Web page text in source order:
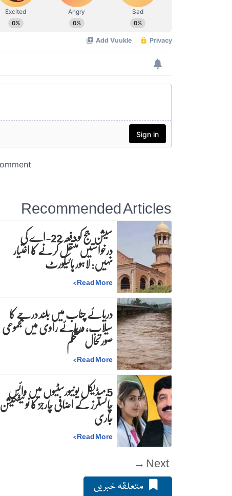
Recommended Articles
سیشن جج کو دفعہ 22-اے کی
درخواستیں منتقل کرنے کا اختیار
نہیں: لاہور ہائیکورٹ
Read More
>
دریائے چناب میں بلند درجے کا
سیلاب، دریائے راوی میں مجموعی
صورتحال مستحکم
Read More
>
5 میڈیکل یونیورسٹیوں میں وائس
چانسلرز کے اضافی چارجز کا نوٹیفکیشن
جاری
Read More
>
Next →
متعلقہ خبریں